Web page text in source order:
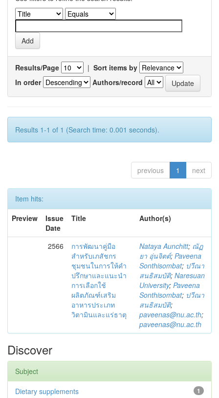
Results/Page | Sort items by
In order
Authors/record
Results 1-1 of 1 (Search time: 0.001 seconds).
previous 1 next
Item hits:
Preview
Issue
Date
Title Author(s)
2566
การพัฒนาคู่มือ
สำหรับเภสัชกร
ชุมชนในการให้คำ
ปรึกษาและแนะนำ
การเลือกใช้
ผลิตภัณฑ์เสริม
อาหารประเภท
วิตามินและแร่ธาตุ
Nataya Aunchitt; ณัฏ
ยา อุ่นจิตต์; Paveena
Sonthisombat; ปวีณา
สนธิสมบัติ; Naresuan
University; Paveena
Sonthisombat; ปวีณา
สนธิสมบัติ;
paveenas@nu.ac.th;
paveenas@nu.ac.th
Discover
Subject
1
Dietary supplements